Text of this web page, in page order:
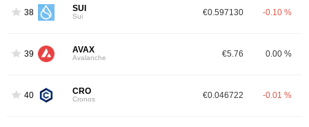
38 SUI
Sui €0.597130 -0.10 %
39 AVAX
Avalanche €5.76 0.00 %
40 CRO
Cronos €0.046722 -0.01 %